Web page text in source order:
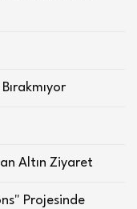
Altın Ziyaret
Projesinde